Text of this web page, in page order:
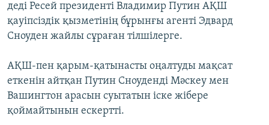
деді Ресей президенті Владимир Путин АҚШ
қауіпсіздік қызметінің бұрынғы агенті Эдвард
Сноуден жайлы сұраған тілшілерге.
АҚШ-пен қарым-қатынасты оңалтуды мақсат
еткенін айтқан Путин Сноуденді Мәскеу мен
Вашингтон арасын суытатын іске жібере
қоймайтынын ескертті.